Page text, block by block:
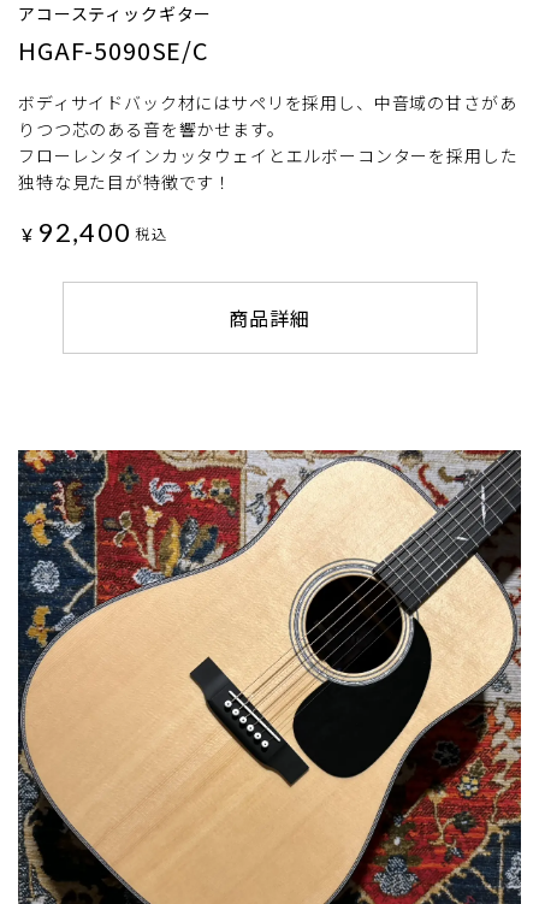
アコースティックギター
HGAF-5090SE/C
ボディサイドバック材にはサペリを採用し、中音域の甘さがあ
りつつ芯のある音を響かせます。
フローレンタインカッタウェイとエルボーコンターを採用した
独特な見た目が特徴です！
¥ 92,400 税込
商品詳細